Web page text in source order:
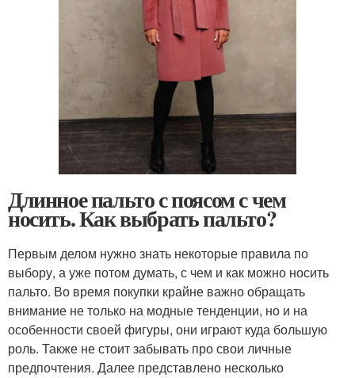
Длинное пальто с поясом с чем
носить. Как выбрать пальто?
Первым делом нужно знать некоторые правила по
выбору, а уже потом думать, с чем и как можно носить
пальто. Во время покупки крайне важно обращать
внимание не только на модные тенденции, но и на
особенности своей фигуры, они играют куда большую
роль. Также не стоит забывать про свои личные
предпочтения. Далее представлено несколько